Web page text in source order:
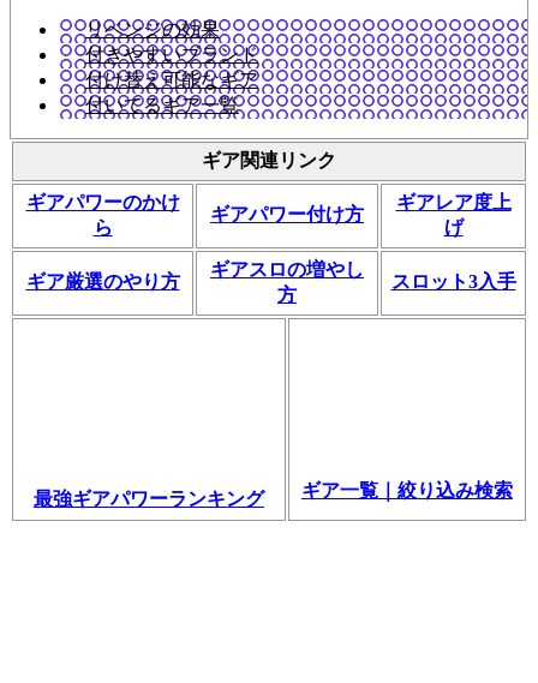
リベンジの効果
付きやすいブランド
付け替え可能なギア
付いてるギア一覧
ギア関連リンク
ギアパワーのかけ
ら
ギアパワー付け方
ギアレア度上
げ
ギア厳選のやり方
ギアスロの増やし
方
スロット3入手
最強ギアパワーランキング ギア一覧｜絞り込み検索